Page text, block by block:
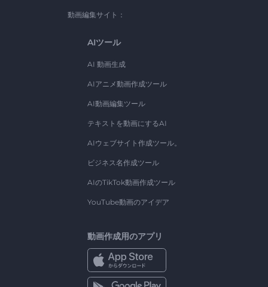
動画編集サイト：
AIツール
AI 動画生成
AIアニメ動画作成ツール
AI動画編集ツール
テキストを動画にするAI
AIウェブサイト作成ツール。
ビジネス名作成ツール
AIのTikTok動画作成ツール
YouTube動画のアイデア
動画作成用のアプリ